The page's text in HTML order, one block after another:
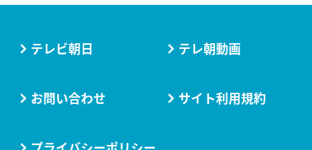
テレビ朝日 テレ朝動画
お問い合わせ サイト利用規約